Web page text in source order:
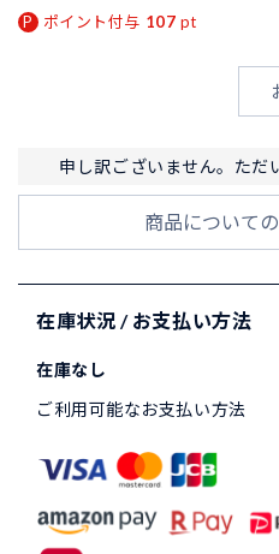
ポイント付与 107 pt
申し訳ございません。ただ
商品について
在庫状況 / お支払い方法
在庫なし
ご利用可能なお支払い方法